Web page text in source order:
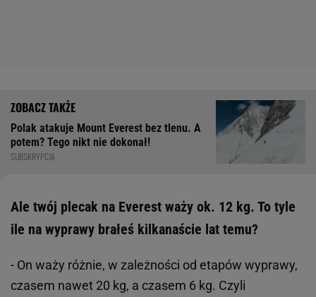
Polak atakuje Mount Everest bez tlenu. A
potem? Tego nikt nie dokonał!
SUBSKRYPCJA
Ale twój plecak na Everest waży ok. 12 kg. To tyle
ile na wyprawy brałeś kilkanaście lat temu?
- On waży różnie, w zależności od etapów wyprawy,
czasem nawet 20 kg, a czasem 6 kg. Czyli